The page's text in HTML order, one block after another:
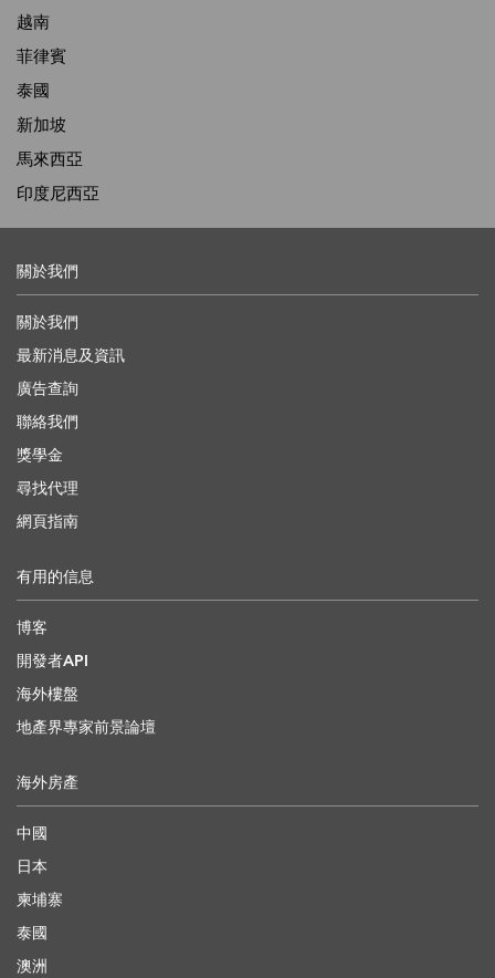
越南
菲律賓
泰國
新加坡
馬來西亞
印度尼西亞
關於我們
關於我們
最新消息及資訊
廣告查詢
聯絡我們
獎學金
尋找代理
網頁指南
有用的信息
博客
開發者API
海外樓盤
地產界專家前景論壇
海外房產
中國
日本
柬埔寨
泰國
澳洲